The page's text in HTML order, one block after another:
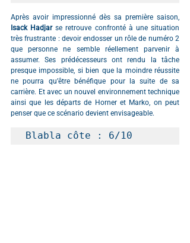
Après avoir impressionné dès sa première saison,
Isack Hadjar se retrouve confronté à une situation
très frustrante : devoir endosser un rôle de numéro 2
que personne ne semble réellement parvenir à
assumer. Ses prédécesseurs ont rendu la tâche
presque impossible, si bien que la moindre réussite
ne pourra qu’être bénéfique pour la suite de sa
carrière. Et avec un nouvel environnement technique
ainsi que les départs de Horner et Marko, on peut
penser que ce scénario devient envisageable.
Blabla côte : 6/10